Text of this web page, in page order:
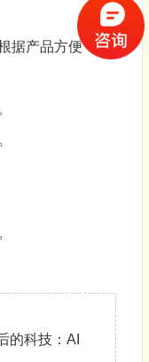
据产品方便
的科技：AI